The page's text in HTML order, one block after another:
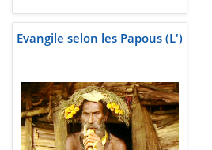
Evangile selon les Papous (L')